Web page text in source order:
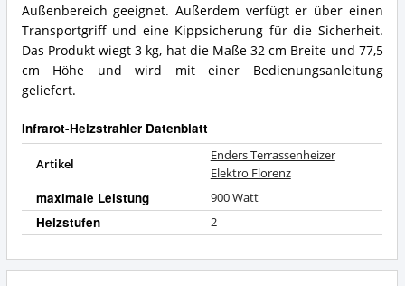
Außenbereich geeignet. Außerdem verfügt er über einen
Transportgriff und eine Kippsicherung für die Sicherheit.
Das Produkt wiegt 3 kg, hat die Maße 32 cm Breite und 77,5
cm Höhe und wird mit einer Bedienungsanleitung
geliefert.
Infrarot-Heizstrahler Datenblatt
Artikel
Enders Terrassenheizer
Elektro Florenz
maximale Leistung 900 Watt
Heizstufen 2